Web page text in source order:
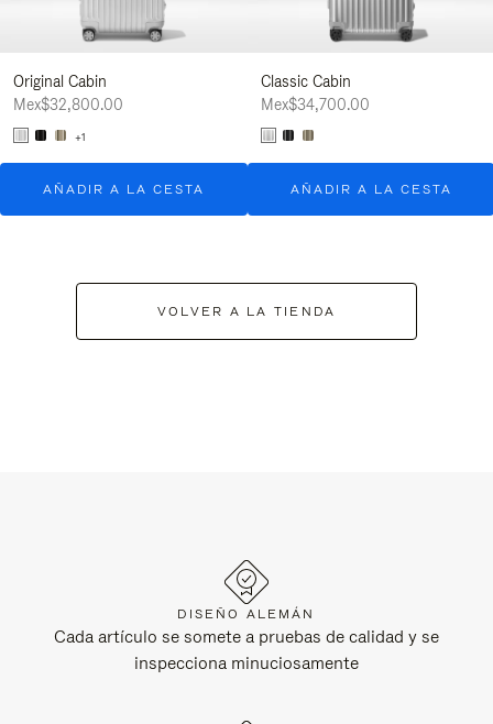
Original Cabin
Mex$32,800.00
+1
AÑADIR A LA CESTA
Classic Cabin
Mex$34,700.00
AÑADIR A LA CESTA
VOLVER A LA TIENDA
DISEÑO ALEMÁN
Cada artículo se somete a pruebas de calidad y se
inspecciona minuciosamente